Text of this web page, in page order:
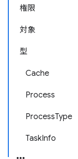
権限
対象
型
Cache
Process
ProcessType
TaskInfo